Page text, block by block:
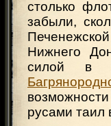
столько
забыли,
Нижнего
силой в
русами таил